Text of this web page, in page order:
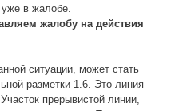
уже в жалобе.
жалобу на действия
ситуации, может стать
разметки 1.6. Это линия
прерывистой линии,